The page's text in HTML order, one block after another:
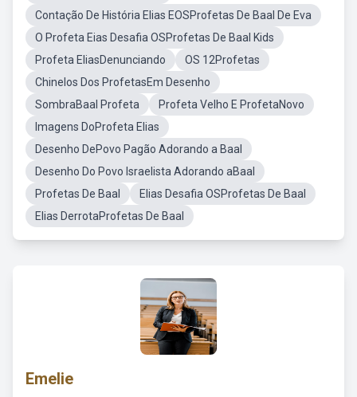
Contação De História Elias EOSProfetas De Baal De Eva
O Profeta Eias Desafia OSProfetas De Baal Kids
Profeta EliasDenunciando
OS 12Profetas
Chinelos Dos ProfetasEm Desenho
SombraBaal Profeta
Profeta Velho E ProfetaNovo
Imagens DoProfeta Elias
Desenho DePovo Pagão Adorando a Baal
Desenho Do Povo Israelista Adorando aBaal
Profetas De Baal
Elias Desafia OSProfetas De Baal
Elias DerrotaProfetas De Baal
Emelie